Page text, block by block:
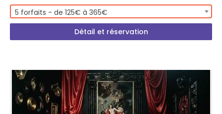
5 forfaits - de 125€ à 365€
Détail et réservation